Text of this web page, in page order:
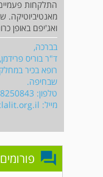
מאנטיביוטיקה.
ואג'יפם באופן
בברכה,
ד"ר בוריס
רופא בכיר
שבחיפה.
טלפון: 04-8250843
מייל: